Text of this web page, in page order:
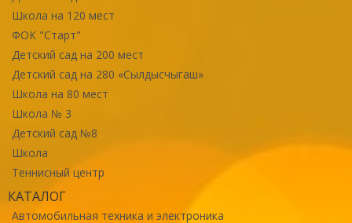
Школа на 120 мест
ФОК "Старт"
Детский сад на 200 мест
Детский сад на 280 «Сылдысчыгаш»
Школа на 80 мест
Школа № 3
Детский сад №8
Школа
Теннисный центр
КАТАЛОГ
Автомобильная техника и электроника